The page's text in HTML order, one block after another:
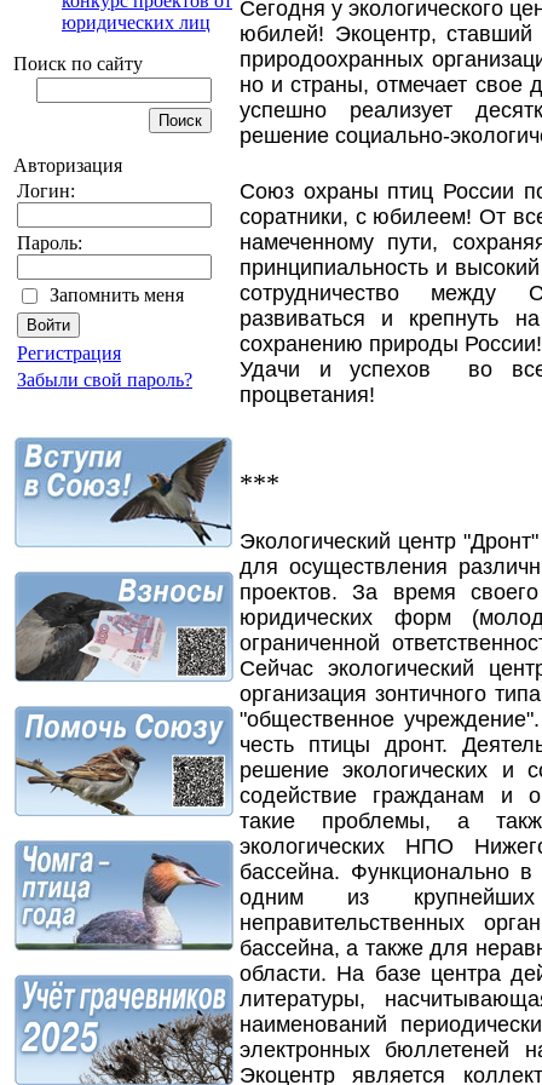
юридических лиц
Поиск по сайту
Авторизация
Логин:
Пароль:
Запомнить меня
Регистрация
Забыли свой пароль?
Сегодня у экологического
юбилей! Экоцентр, ставший
природоохранных
но и страны, отмечает свое
успешно реализует
решение социально-
Союз охраны птиц России
соратники, с юбилеем! От
намеченному пути,
принципиальность и
сотрудничество
развиваться и крепнуть
сохранению природы России!
Удачи и успехов во
процветания!
***
Экологический центр
для осуществления
проектов. За время
юридических форм
ограниченной
Сейчас экологический
организация зонтичного
"общественное
честь птицы дронт.
решение экологических и
содействие гражданам и
такие проблемы, а
экологических НПО
бассейна. Функционально
одним из
неправительственных
бассейна, а также для
области. На базе центра
литературы,
наименований
электронных бюллетеней
Экоцентр является